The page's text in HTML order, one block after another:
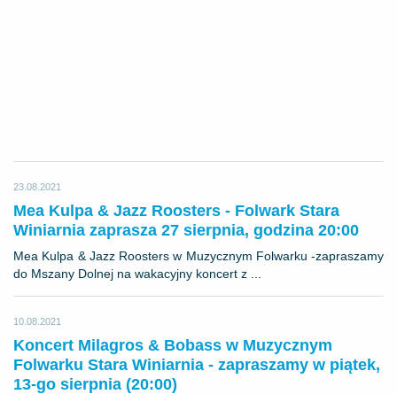
23.08.2021
Mea Kulpa & Jazz Roosters - Folwark Stara
Winiarnia zaprasza 27 sierpnia, godzina 20:00
Mea Kulpa & Jazz Roosters w Muzycznym Folwarku -zapraszamy
do Mszany Dolnej na wakacyjny koncert z ...
10.08.2021
Koncert Milagros & Bobass w Muzycznym
Folwarku Stara Winiarnia - zapraszamy w piątek,
13-go sierpnia (20:00)